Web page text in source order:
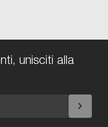
unisciti alla
chevron_right